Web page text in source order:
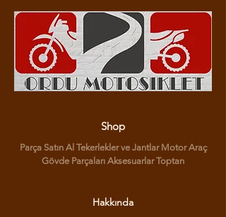
Shop
Parça Satın Al Tekerlekler ve Jantlar Motor Araç
Gövde Parçaları Aksesuarlar Toptan
Hakkında